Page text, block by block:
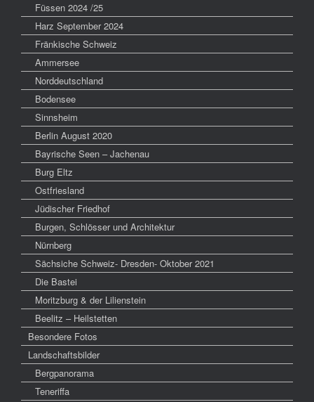
Füssen 2024 /25
Harz September 2024
Fränkische Schweiz
Ammersee
Norddeutschland
Bodensee
Sinnsheim
Berlin August 2020
Bayrische Seen – Jachenau
Burg Eltz
Ostfriesland
Jüdischer Friedhof
Burgen, Schlösser und Architektur
Nürnberg
Sächsiche Schweiz- Dresden- Oktober 2021
Die Bastei
Moritzburg & der Lilienstein
Beelitz – Heilstetten
Besondere Fotos
Landschaftsbilder
Bergpanorama
Teneriffa